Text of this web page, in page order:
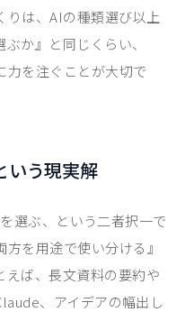
りは、AIの種類選び以上
か』と同じくらい、
力を注ぐことが大切で
いう現実解
選ぶ、という二者択一で
を用途で使い分ける』
えば、長文資料の要約や
、アイデアの幅出し